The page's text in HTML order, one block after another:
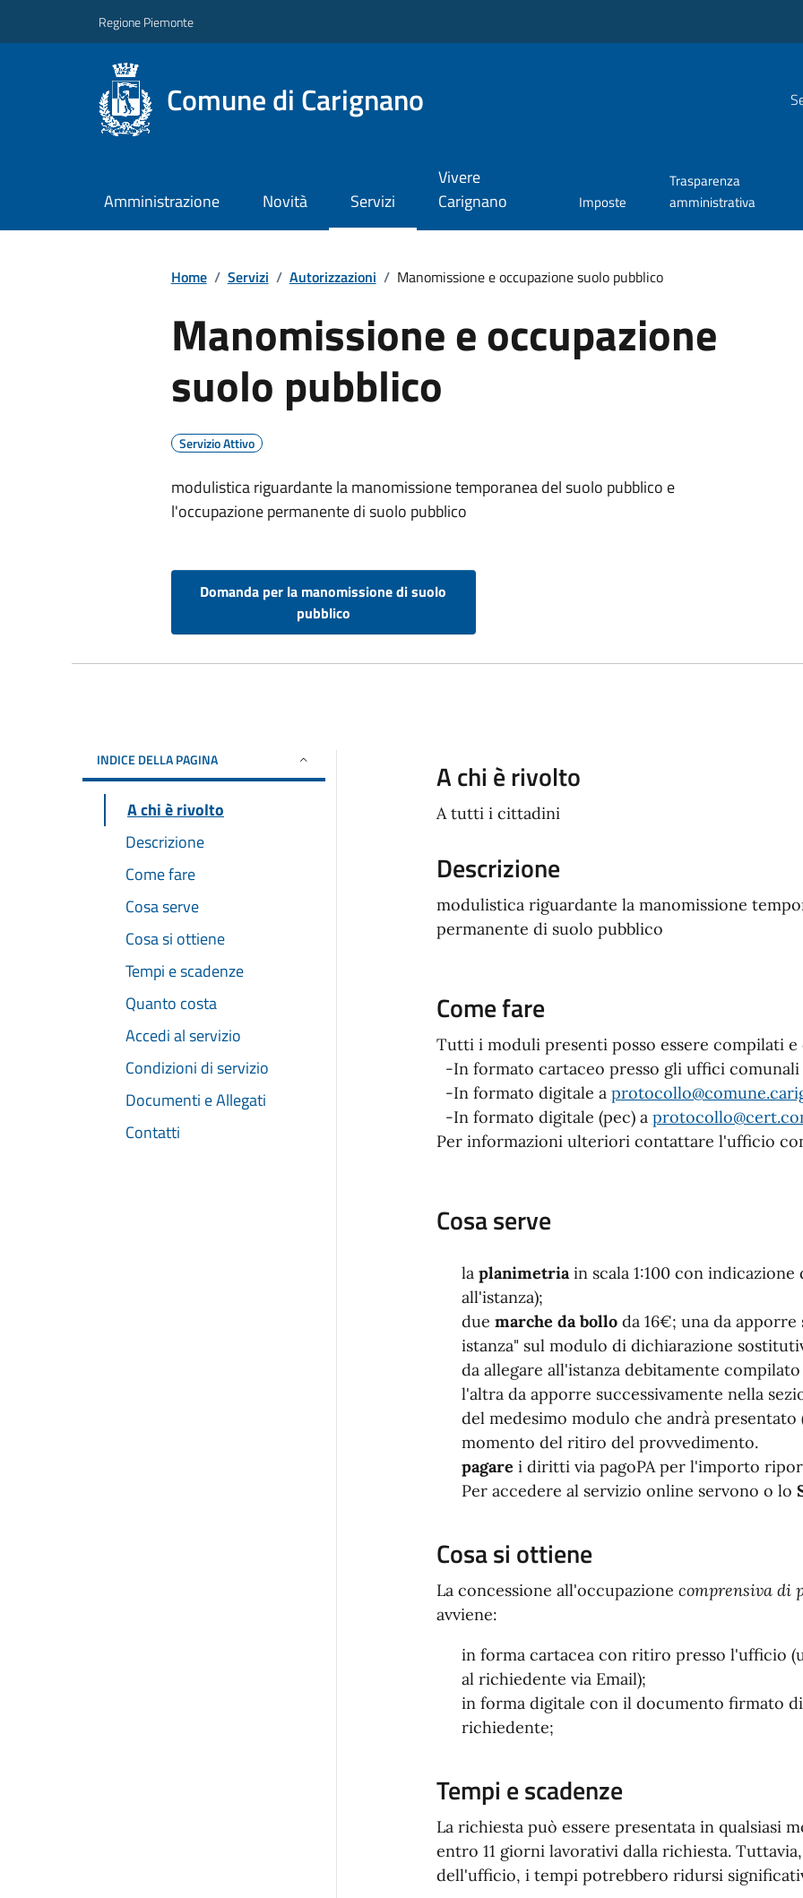
Regione Piemonte
Comune di Carignano
Amministrazione Novità Servizi
Vivere
Carignano
Imposte
Trasparenza
amministrativa
Home / Servizi / Autorizzazioni / Manomissione e occupazione suolo pubblico
Manomissione e occupazione
suolo pubblico
Servizio Attivo
modulistica riguardante la manomissione temporanea del suolo pubblico e
l'occupazione permanente di suolo pubblico
Domanda per la manomissione di suolo
pubblico
INDICE DELLA PAGINA
A chi è rivolto
Descrizione
Come fare
Cosa serve
Cosa si ottiene
Tempi e scadenze
Quanto costa
Accedi al servizio
Condizioni di servizio
Documenti e Allegati
Contatti
A chi è rivolto
A tutti i cittadini
Descrizione
modulistica riguardante la manomissione
permanente di suolo pubblico
Come fare
Tutti i moduli presenti posso essere compilati
-In formato cartaceo presso gli uffici comunali
-In formato digitale a
-In formato digitale (pec) a
Per informazioni ulteriori contattare l'ufficio
Cosa serve
la planimetriain scala 1:100 con indicazione
all'istanza);
due marche da bolloda 16€; una da apporre
istanza" sul modulo di dichiarazione
da allegare all'istanza debitamente
l'altra da apporre successivamente nella
del medesimo modulo che andrà
momento del ritiro del provvedimento.
pagare i diritti via pagoPA per l'importo
Per accedere al servizio online servono o lo
Cosa si ottiene
La concessione all'occupazione comprensiva di
avviene:
in forma cartacea con ritiro presso l'ufficio
al richiedente via Email);
in forma digitale con il documento firmato
richiedente;
Tempi e scadenze
La richiesta può essere presentata in qualsiasi
entro 11 giorni lavorativi dalla richiesta.
dell'ufficio, i tempi potrebbero ridursi